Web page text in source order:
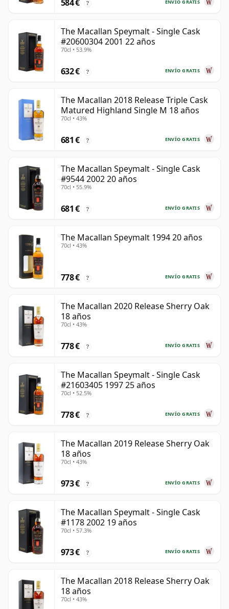
ENVÍO GRATIS
584 € ?
The Macallan Speymalt - Single Cask
#20600304 2001 22 años
70cl • 53.9%
ENVÍO GRATIS
632 € ?
The Macallan 2018 Release Triple Cask
Matured Highland Single M 18 años
70cl • 43%
ENVÍO GRATIS
681 € ?
The Macallan Speymalt - Single Cask
#9544 2002 20 años
70cl • 55.9%
ENVÍO GRATIS
681 € ?
The Macallan Speymalt 1994 20 años
70cl • 43%
ENVÍO GRATIS
778 € ?
The Macallan 2020 Release Sherry Oak
18 años
70cl • 43%
ENVÍO GRATIS
778 € ?
The Macallan Speymalt - Single Cask
#21603405 1997 25 años
70cl • 52.5%
ENVÍO GRATIS
778 € ?
The Macallan 2019 Release Sherry Oak
18 años
70cl • 43%
ENVÍO GRATIS
973 € ?
The Macallan Speymalt - Single Cask
#1178 2002 19 años
70cl • 57.3%
ENVÍO GRATIS
973 € ?
The Macallan 2018 Release Sherry Oak
18 años
70cl • 43%